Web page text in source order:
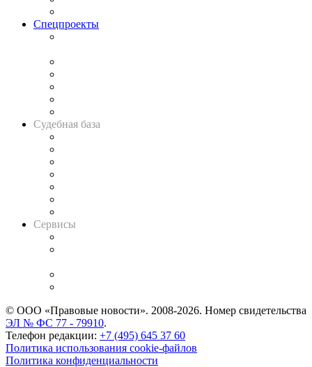
Спецпроекты
Судебная база
Сервисы
© ООО «Правовые новости». 2008-2026. Номер свидетельства
ЭЛ № ФС 77 - 79910.
Телефон редакции: +7 (495) 645 37 60
Политика использования cookie-файлов
Политика конфиденциальности